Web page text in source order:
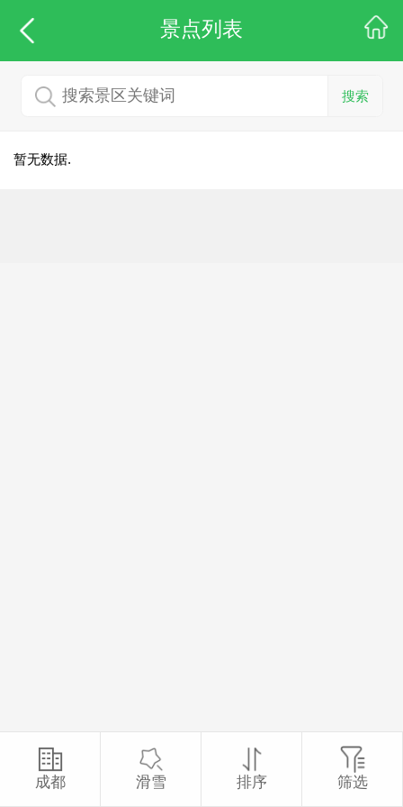
景点列表
搜索
暂无数据.
成都 滑雪 排序 筛选